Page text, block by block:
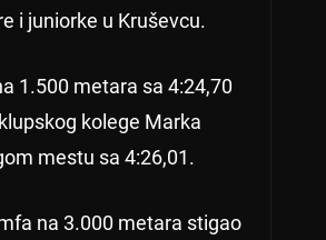
i juniorke u Kruševcu.
1.500 metara sa 4:24,70
kolege Marka
mestu sa 4:26,01.
na 3.000 metara stigao